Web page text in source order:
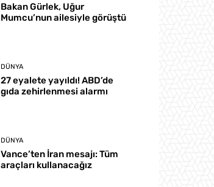
Bakan Gürlek, Uğur
Mumcu’nun ailesiyle görüştü
DÜNYA
27 eyalete yayıldı! ABD’de
gıda zehirlenmesi alarmı
DÜNYA
Vance’ten İran mesajı: Tüm
araçları kullanacağız